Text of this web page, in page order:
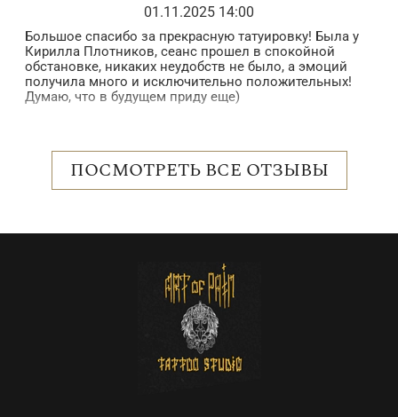
01.11.2025 14:00
Большое спасибо за прекрасную татуировку! Была у
Кирилла Плотников, сеанс прошел в спокойной
обстановке, никаких неудобств не было, а эмоций
получила много и исключительно положительных!
Думаю, что в будущем приду еще)
ПОСМОТРЕТЬ ВСЕ ОТЗЫВЫ